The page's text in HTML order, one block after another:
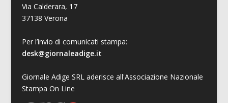
Via Calderara, 17
37138 Verona
Per l’invio di comunicati stampa:
desk@giornaleadige.it
Giornale Adige SRL aderisce all'Associazione Nazionale
Stampa On Line